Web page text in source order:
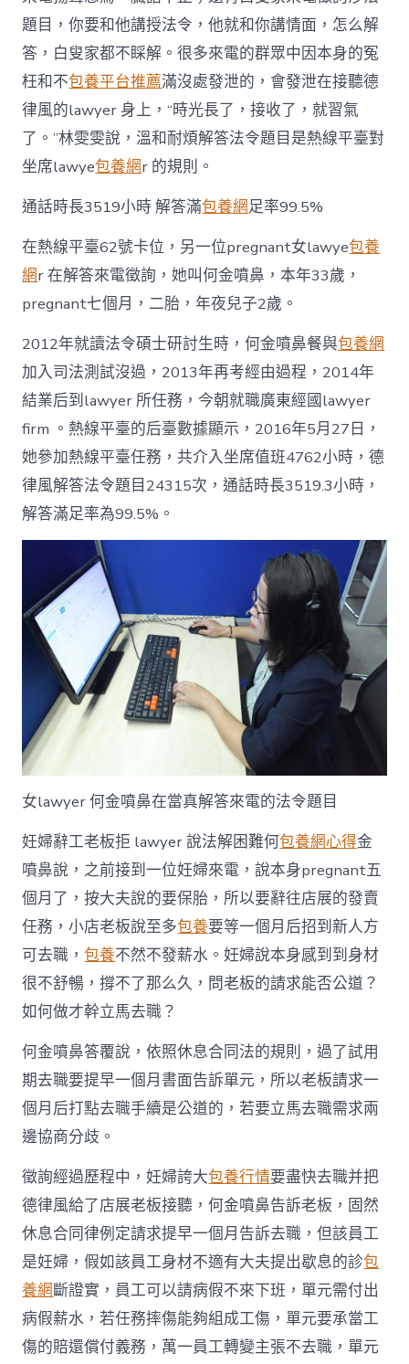
題目，你要和他講授法令，他就和你講情面，怎么解
答，白叟家都不睬解。很多來電的群眾中因本身的冤
枉和不包養平台推薦滿沒處發泄的，會發泄在接聽德
律風的lawyer 身上，“時光長了，接收了，就習氣
了。”林雯雯說，溫和耐煩解答法令題目是熱線平臺對
坐席lawye包養網r 的規則。
通話時長3519小時 解答滿包養網足率99.5%
在熱線平臺62號卡位，另一位pregnant女lawye包養
網r 在解答來電徵詢，她叫何金噴鼻，本年33歲，
pregnant七個月，二胎，年夜兒子2歲。
2012年就讀法令碩士研討生時，何金噴鼻餐與包養網
加入司法測試沒過，2013年再考經由過程，2014年
結業后到lawyer 所任務，今朝就職廣東經國lawyer
firm 。熱線平臺的后臺數據顯示，2016年5月27日，
她參加熱線平臺任務，共介入坐席值班4762小時，德
律風解答法令題目24315次，通話時長3519.3小時，
解答滿足率為99.5%。
女lawyer 何金噴鼻在當真解答來電的法令題目
妊婦辭工老板拒 lawyer 說法解困難何包養網心得金
噴鼻說，之前接到一位妊婦來電，說本身pregnant五
個月了，按大夫說的要保胎，所以要辭往店展的發賣
任務，小店老板說至多包養要等一個月后招到新人方
可去職，包養不然不發薪水。妊婦說本身感到到身材
很不舒暢，撐不了那么久，問老板的請求能否公道？
如何做才幹立馬去職？
何金噴鼻答覆說，依照休息合同法的規則，過了試用
期去職要提早一個月書面告訴單元，所以老板請求一
個月后打點去職手續是公道的，若要立馬去職需求兩
邊協商分歧。
徵詢經過歷程中，妊婦誇大包養行情要盡快去職并把
德律風給了店展老板接聽，何金噴鼻告訴老板，固然
休息合同律例定請求提早一個月告訴去職，但該員工
是妊婦，假如該員工身材不適有大夫提出歇息的診包
養網斷證實，員工可以請病假不來下班，單元需付出
病假薪水，若任務摔傷能夠組成工傷，單元要承當工
傷的賠還償付義務，萬一員工轉變主張不去職，單元